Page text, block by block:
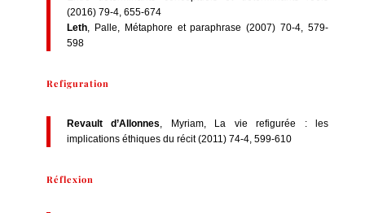
(2016) 79-4, 655-674
Leth, Palle, Métaphore et paraphrase (2007) 70-4, 579-
598
Refiguration
Revault d’Allonnes, Myriam, La vie refigurée : les
implications éthiques du récit (2011) 74-4, 599-610
Réflexion